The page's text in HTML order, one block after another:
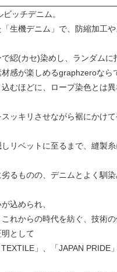
ッチデニム。
生機デニム」で、防縮加工
綛(カセ)染めし、ランダム
感が楽しめるgraphzeroな
むほどに、ロープ染色とは
ッキリさせながら裾にかけ
リベットに至るまで、縫製
るものの、デニムとよく馴
込められ、
れからの時代を紡ぐ、技術
として
」、「JAPAN PRIDE